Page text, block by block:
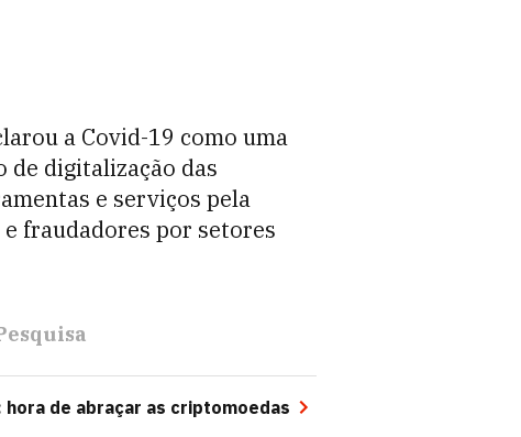
a Covid-19 como uma
de digitalização das
e serviços pela
fraudadores por setores
de abraçar as criptomoedas